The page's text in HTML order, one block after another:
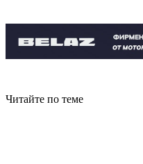
Читайте по теме